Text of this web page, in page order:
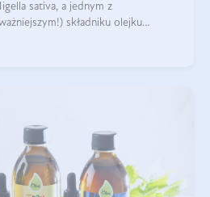
sativa, a jednym z
składniku olejku